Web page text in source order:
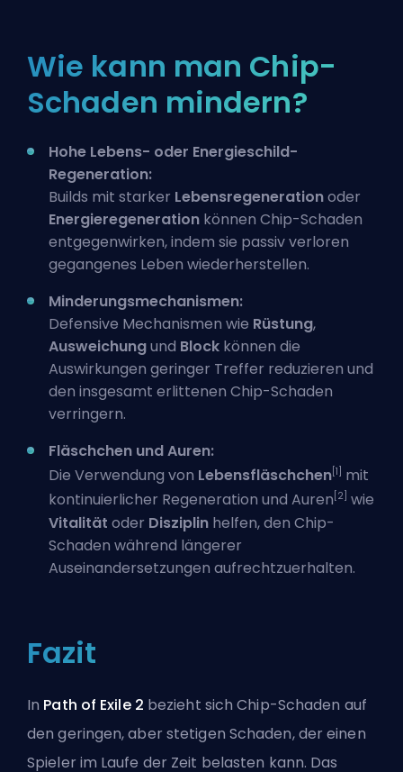
Wie kann man Chip-
Schaden mindern?
Hohe Lebens- oder Energieschild-
Regeneration:
Builds mit starker Lebensregenerationoder
Energieregeneration können Chip-Schaden
entgegenwirken, indem sie passiv verloren
gegangenes Leben wiederherstellen.
Minderungsmechanismen:
Defensive Mechanismen wie Rüstung,
Ausweichungund Block können die
Auswirkungen geringer Treffer reduzieren und
den insgesamt erlittenen Chip-Schaden
verringern.
Fläschchen und Auren:
Die Verwendung von Lebensfläschchen [1]
mit
kontinuierlicher Regeneration und Auren [2] wie
Vitalität oder Disziplin helfen, den Chip-
Schaden während längerer
Auseinandersetzungen aufrechtzuerhalten.
Fazit
In Path of Exile 2 bezieht sich Chip-Schaden auf
den geringen, aber stetigen Schaden, der einen
Spieler im Laufe der Zeit belasten kann. Das